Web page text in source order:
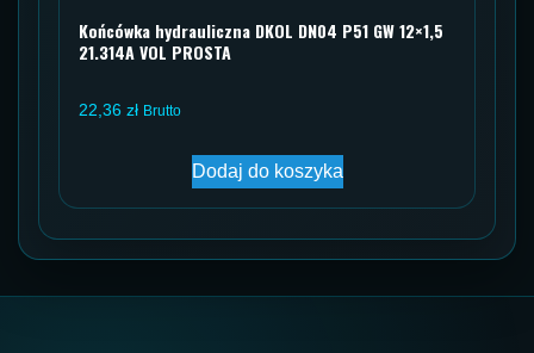
Końcówka hydrauliczna DKOL DN04 P51 GW 12×1,5
21.314A VOL PROSTA
22,36 zł Brutto
Dodaj do koszyka